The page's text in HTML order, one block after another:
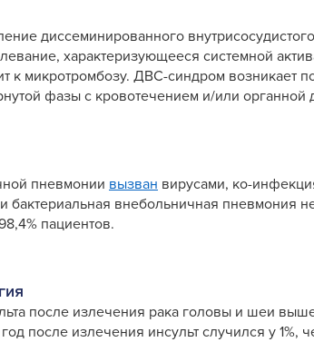
диссеминированного
характеризующееся системной
к микротромбозу. ДВС-синдром возникает
фазы с кровотечением и/или органной
пневмонии вызван вирусами, ко-
бактериальная внебольничная пневмония
пациентов.
после излечения рака головы и шеи
после излечения инсульт случился у 1%,